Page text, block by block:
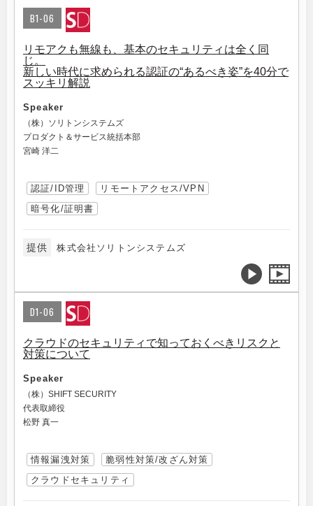
B1-06
リモアクも無線も、基本のセキュリティは全く同
じ。
新しい時代に求められる認証の“あるべき姿”を40分で
スッキリ解説
Speaker
（株）ソリトンシステムズ
プロダクト＆サービス統括本部
宮崎 洋二
認証/ID管理
リモートアクセス/VPN
暗号化/証明書
提供 株式会社ソリトンシステムズ
D1-06
クラウドのセキュリティで知っておくべきリスクと
対策について
Speaker
（株）SHIFT SECURITY
代表取締役
松野 真一
情報漏洩対策
脆弱性対策/改ざん対策
クラウドセキュリティ